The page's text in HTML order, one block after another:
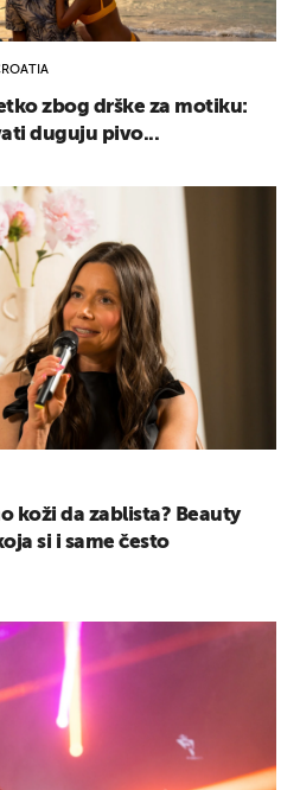
zbog drške za motiku:
duguju pivo...
koži da zablista? Beauty
si i same često